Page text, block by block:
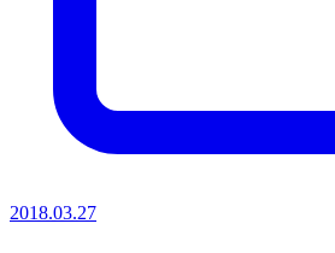
2018.03.27